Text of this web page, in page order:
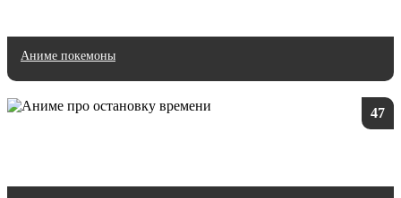
Аниме покемоны
47